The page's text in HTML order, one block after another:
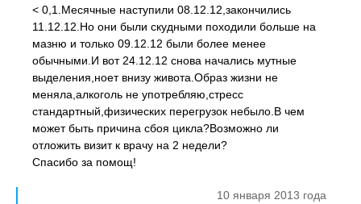
< 0,1.Месячные наступили 08.12.12,закончились
11.12.12.Но они были скудными походили больше на
мазню и только 09.12.12 были более менее
обычными.И вот 24.12.12 снова начались мутные
выделения,ноет внизу живота.Образ жизни не
меняла,алкоголь не употребляю,стресс
стандартный,физических перегрузок небыло.В чем
может быть причина сбоя цикла?Возможно ли
отложить визит к врачу на 2 недели?
Спасибо за помощ!
10 января 2013 года